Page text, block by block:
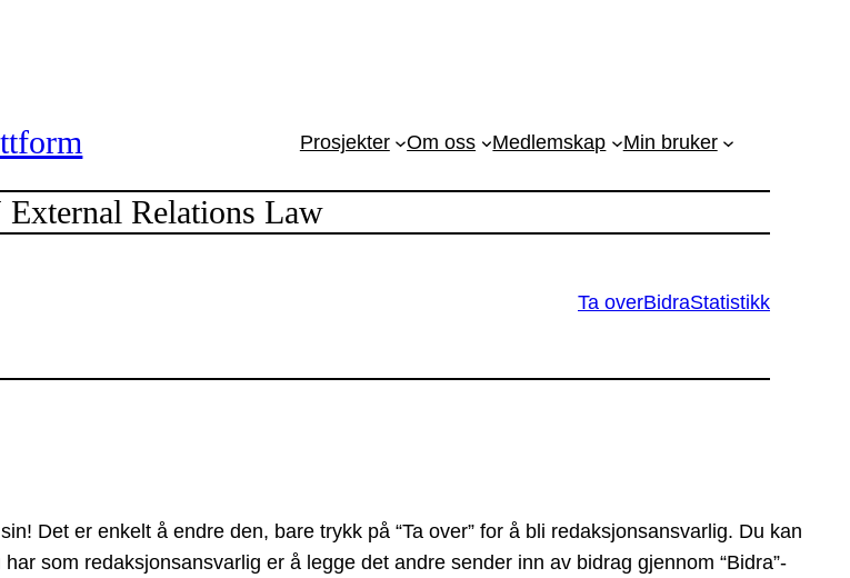
Prosjekter Om oss Medlemskap Min bruker
Relations Law
Ta overBidraStatistikk
Det er enkelt å endre den, bare trykk på “Ta over” for å bli redaksjonsansvarlig. Du kan
som redaksjonsansvarlig er å legge det andre sender inn av bidrag gjennom “Bidra”-